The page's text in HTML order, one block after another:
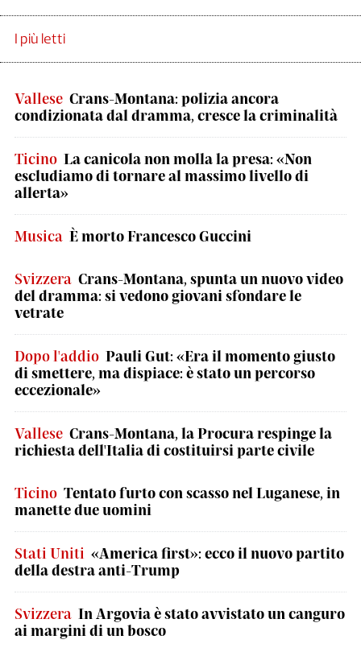
I più letti
Vallese Crans-Montana: polizia ancora
condizionata dal dramma, cresce la criminalità
Ticino La canicola non molla la presa: «Non
escludiamo di tornare al massimo livello di
allerta»
Musica È morto Francesco Guccini
Svizzera Crans-Montana, spunta un nuovo video
del dramma: si vedono giovani sfondare le
vetrate
Dopo l'addio Pauli Gut: «Era il momento giusto
di smettere, ma dispiace: è stato un percorso
eccezionale»
Vallese Crans-Montana, la Procura respinge la
richiesta dell'Italia di costituirsi parte civile
Ticino Tentato furto con scasso nel Luganese, in
manette due uomini
Stati Uniti «America first»: ecco il nuovo partito
della destra anti-Trump
Svizzera In Argovia è stato avvistato un canguro
ai margini di un bosco